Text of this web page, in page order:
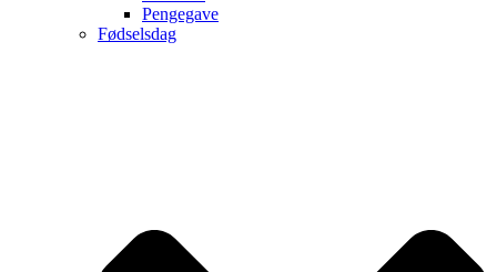
Pengegave
Fødselsdag